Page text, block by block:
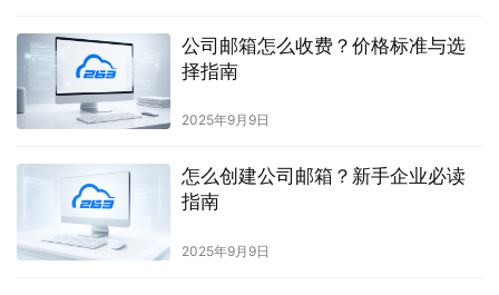
公司邮箱怎么收费？价格标准与选
择指南
2025年9月9日
怎么创建公司邮箱？新手企业必读
指南
2025年9月9日